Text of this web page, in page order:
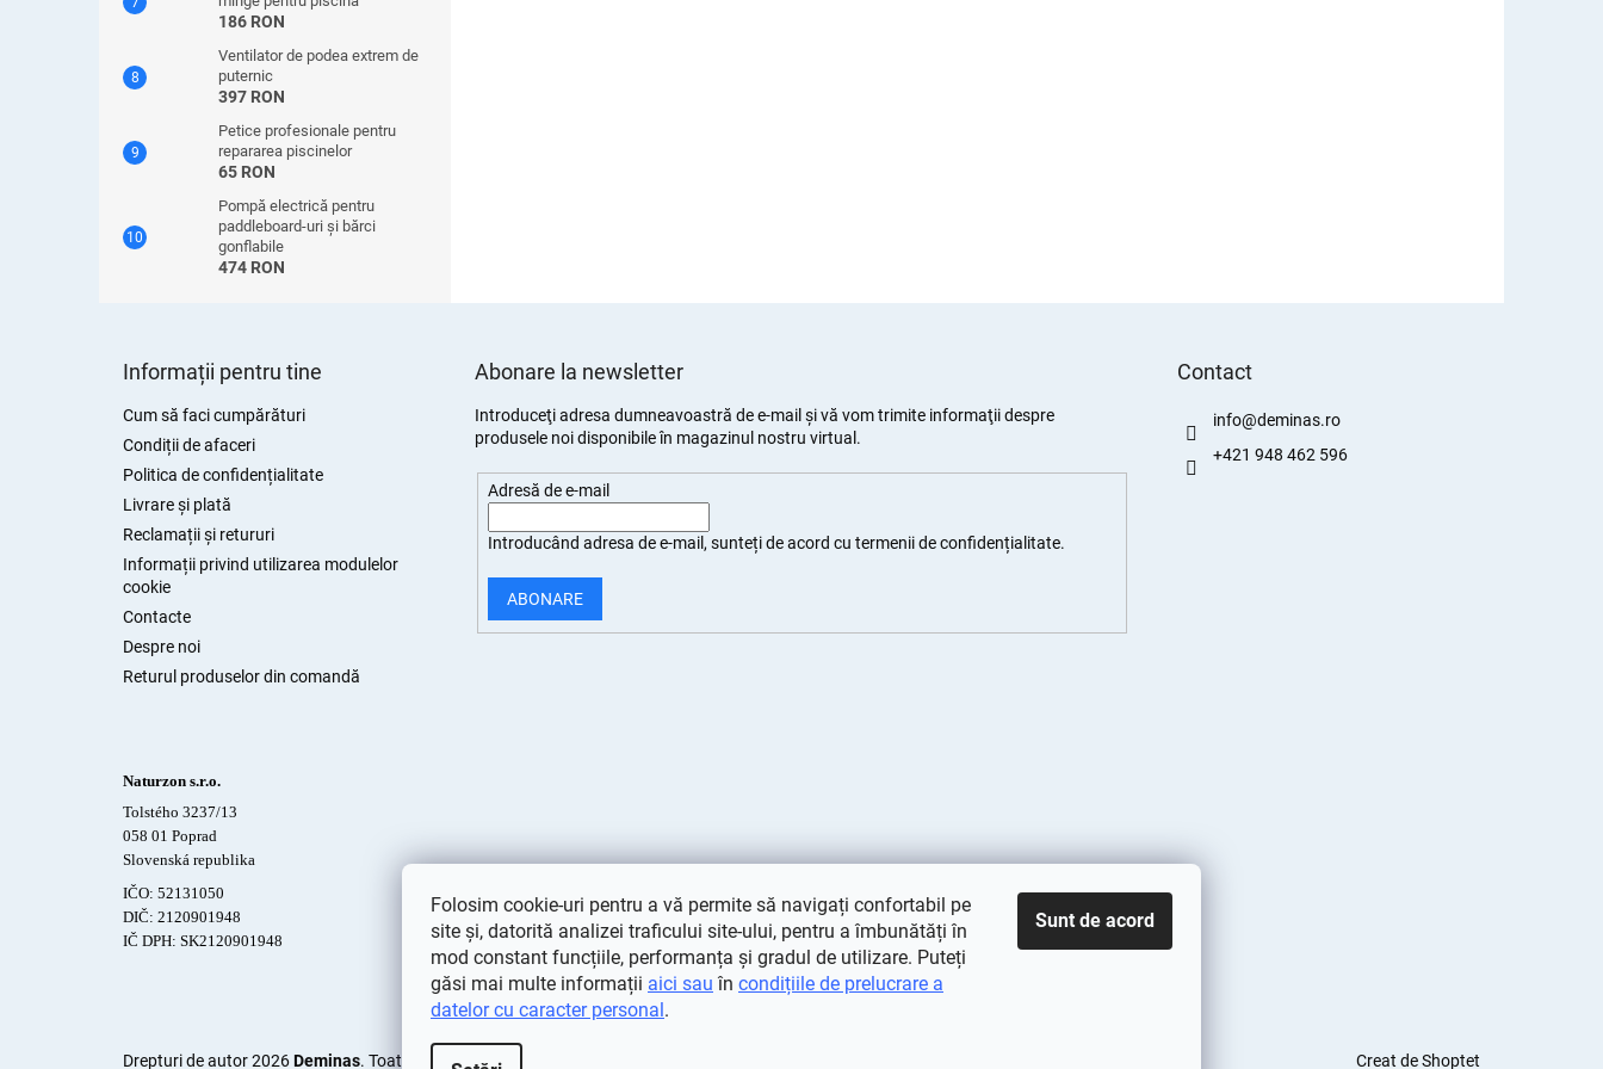
Folosim cookie-uri pentru a vă permite să navigați confortabil pe
site și, datorită analizei traficului site-ului, pentru a îmbunătăți în
mod constant funcțiile, performanța și gradul de utilizare. Puteți
găsi mai multe informații aici sau în condițiile de prelucrare a
datelor cu caracter personal.
Sunt de acord
186 RON
Ventilator de podea extrem de
puternic
397 RON
Petice profesionale pentru
repararea piscinelor
65 RON
Pompă electrică pentru
paddleboard-uri și bărci
gonflabile
474 RON
Informații pentru tine
Cum să faci cumpărături
Condiții de afaceri
Politica de confidențialitate
Livrare și plată
Reclamații și retururi
Informații privind utilizarea modulelor
cookie
Contacte
Despre noi
Returul produselor din comandă
Abonare la newsletter
Introduceţi adresa dumneavoastră de e-mail şi vă vom trimite informaţii despre
produsele noi disponibile în magazinul nostru virtual.
Adresă de e-mail
Introducând adresa de e-mail, sunteți deacord cu termenii de confidențialitate.
ABONARE
Contact
info@deminas.ro
+421 948 462 596
Naturzon s.r.o.
Tolstého 3237/13
058 01 Poprad
Slovenská republika
IČO: 52131050
DIČ: 2120901948
IČ DPH: SK2120901948
Creat de Shoptet
Drepturi de autor 2026Deminas. Toate drepturile rezervate.